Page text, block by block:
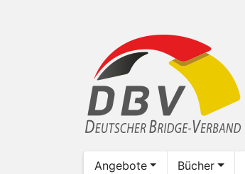
Angebote Bücher